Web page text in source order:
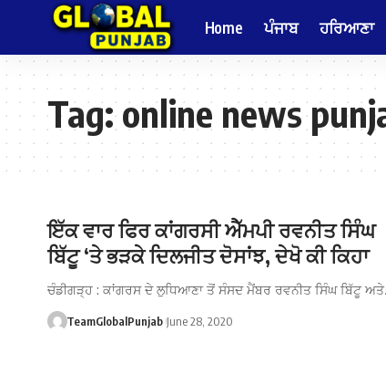
Home ਪੰਜਾਬ ਹਰਿਆਣਾ
Tag:online news
ਇੱਕ ਵਾਰ ਫਿਰ ਕਾਂਗਰਸੀ ਐੱਮਪੀ ਰਵਨੀਤ ਸਿੰਘ
ਬਿੱਟੂ ‘ਤੇ ਭੜਕੇ ਦਿਲਜੀਤ ਦੋਸਾਂਝ, ਦੇਖੋ ਕੀ ਕਿਹਾ
ਚੰਡੀਗੜ੍ਹ : ਕਾਂਗਰਸ ਦੇ ਲੁਧਿਆਣਾ ਤੋਂ ਸੰਸਦ ਮੈਂਬਰ ਰਵਨੀਤ ਸਿੰਘ ਬਿੱਟੂ
TeamGlobalPunjab June 28, 2020